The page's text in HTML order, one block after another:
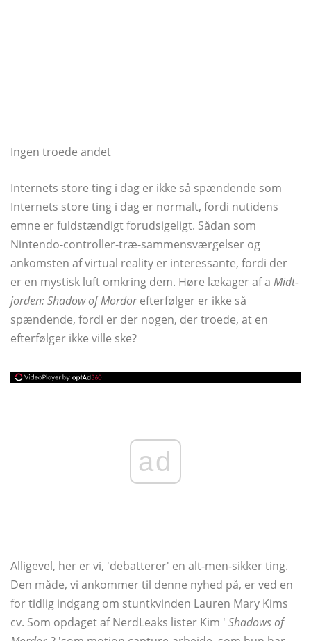
Ingen troede andet
Internets store ting i dag er ikke så spændende som
Internets store ting i dag er normalt, fordi nutidens
emne er fuldstændigt forudsigeligt. Sådan som
Nintendo-controller-træ-sammensværgelser og
ankomsten af ​​virtual reality er interessante, fordi der
er en mystisk luft omkring dem. Høre lækager af a Midt-
jorden: Shadow of Mordorefterfølger er ikke så
spændende, fordi er der nogen, der troede, at en
efterfølger ikke ville ske?
ad
Alligevel, her er vi, 'debatterer' en alt-men-sikker ting.
Den måde, vi ankommer til denne nyhed på, er ved en
for tidlig indgang om stuntkvinden Lauren Mary Kims
cv. Som opdaget af NerdLeaks lister Kim ' Shadows of